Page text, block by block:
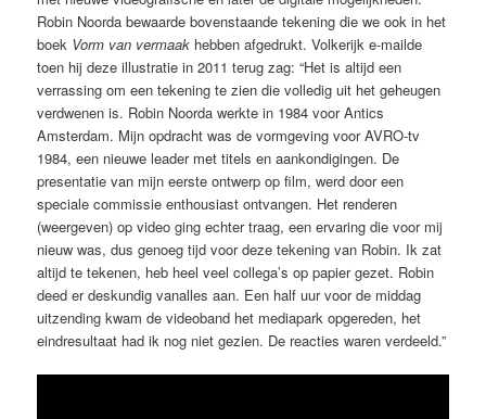
Robin Noorda bewaarde bovenstaande tekening die we ook in het
boek Vorm van vermaak hebben afgedrukt. Volkerijk e-mailde
toen hij deze illustratie in 2011 terug zag: “Het is altijd een
verrassing om een tekening te zien die volledig uit het geheugen
verdwenen is. Robin Noorda werkte in 1984 voor Antics
Amsterdam. Mijn opdracht was de vormgeving voor AVRO-tv
1984, een nieuwe leader met titels en aankondigingen. De
presentatie van mijn eerste ontwerp op film, werd door een
speciale commissie enthousiast ontvangen. Het renderen
(weergeven) op video ging echter traag, een ervaring die voor mij
nieuw was, dus genoeg tijd voor deze tekening van Robin. Ik zat
altijd te tekenen, heb heel veel collega’s op papier gezet. Robin
deed er deskundig vanalles aan. Een half uur voor de middag
uitzending kwam de videoband het mediapark opgereden, het
eindresultaat had ik nog niet gezien. De reacties waren verdeeld.”